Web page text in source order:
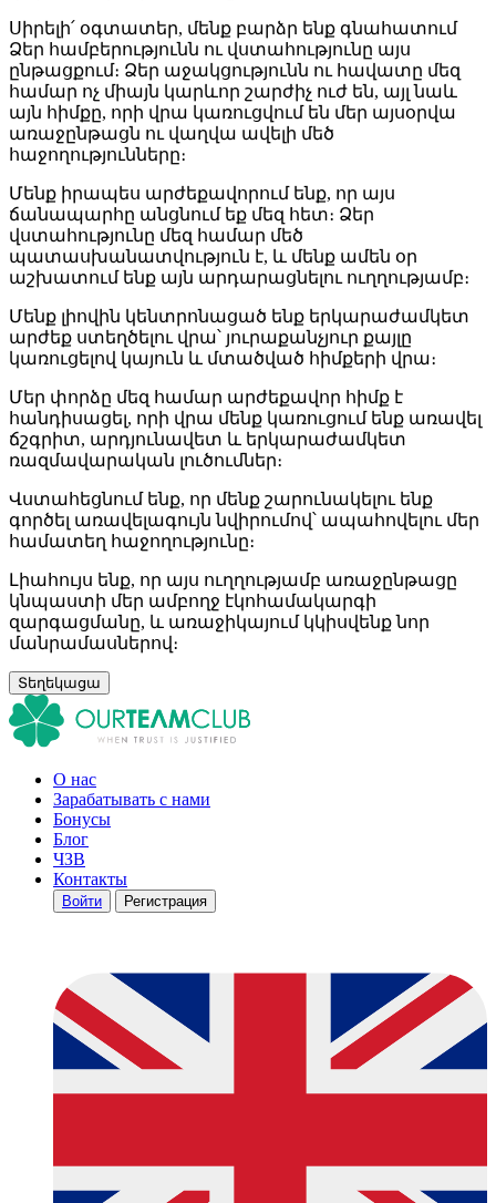
Սիրելի՛ օգտատեր, մենք բարձր ենք գնահատում
Ձեր համբերությունն ու վստահությունը այս
ընթացքում։ Ձեր աջակցությունն ու հավատը մեզ
համար ոչ միայն կարևոր շարժիչ ուժ են, այլ նաև
այն հիմքը, որի վրա կառուցվում են մեր այսօրվա
առաջընթացն ու վաղվա ավելի մեծ
հաջողությունները։
Մենք իրապես արժեքավորում ենք, որ այս
ճանապարհը անցնում եք մեզ հետ։ Ձեր
վստահությունը մեզ համար մեծ
պատասխանատվություն է, և մենք ամեն օր
աշխատում ենք այն արդարացնելու ուղղությամբ։
Մենք լիովին կենտրոնացած ենք երկարաժամկետ
արժեք ստեղծելու վրա՝ յուրաքանչյուր քայլը
կառուցելով կայուն և մտածված հիմքերի վրա։
Մեր փորձը մեզ համար արժեքավոր հիմք է
հանդիսացել, որի վրա մենք կառուցում ենք առավել
ճշգրիտ, արդյունավետ և երկարաժամկետ
ռազմավարական լուծումներ։
Վստահեցնում ենք, որ մենք շարունակելու ենք
գործել առավելագույն նվիրումով՝ ապահովելու մեր
համատեղ հաջողությունը։
Լիահույս ենք, որ այս ուղղությամբ առաջընթացը
կնպաստի մեր ամբողջ էկոհամակարգի
զարգացմանը, և առաջիկայում կկիսվենք նոր
մանրամասներով։
Տեղեկացա
О нас
Зарабатывать с нами
Бонусы
Блог
ЧЗВ
Контакты
Войти Регистрация